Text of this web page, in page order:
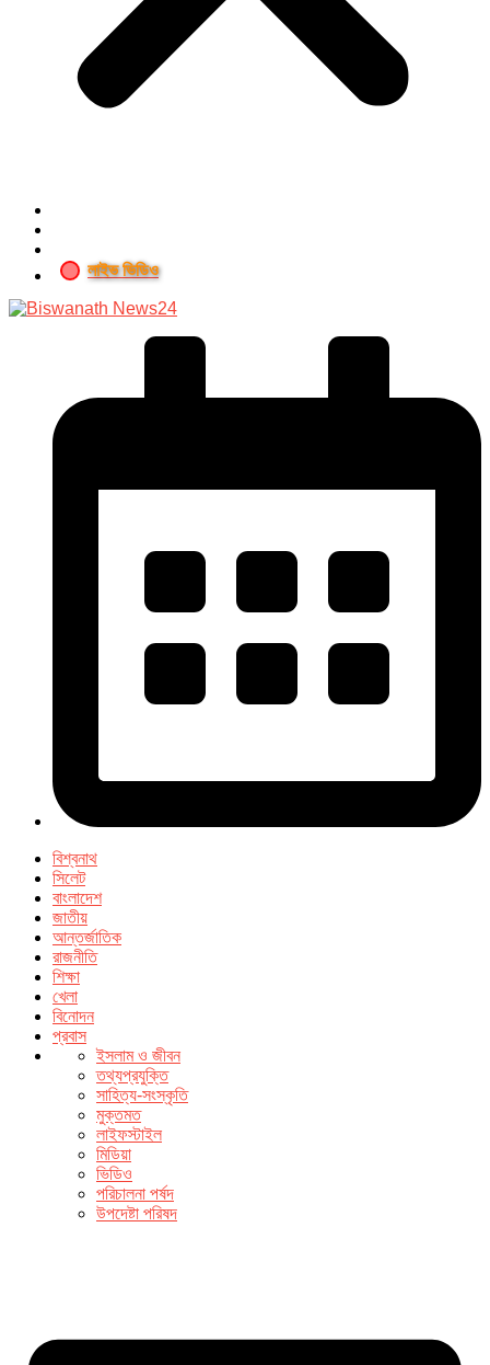
লাইভ ভিডিও
বিশ্বনাথ
সিলেট
বাংলাদেশ
জাতীয়
আন্তর্জাতিক
রাজনীতি
শিক্ষা
খেলা
বিনোদন
প্রবাস
ইসলাম ও জীবন
তথ্যপ্রযুক্তি
সাহিত্য-সংস্কৃতি
মুক্তমত
লাইফস্টাইল
মিডিয়া
ভিডিও
পরিচালনা পর্ষদ
উপদেষ্টা পরিষদ